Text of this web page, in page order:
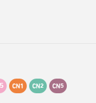
CN1 CN2 CN5